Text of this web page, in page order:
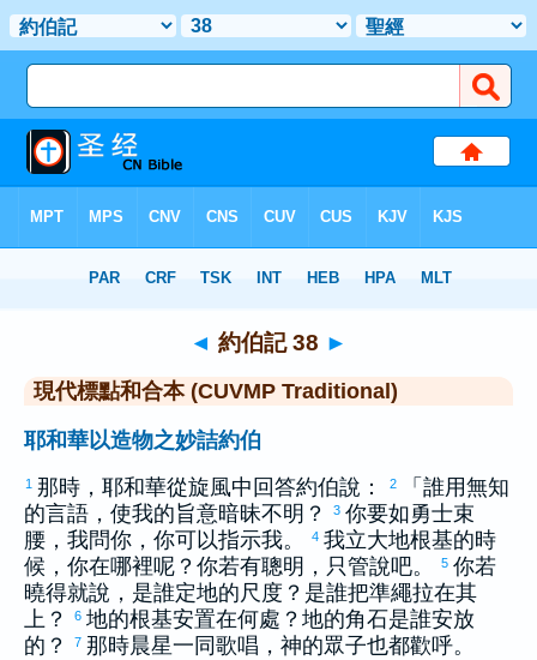
> 約伯記 38
◄ 約伯記 38 ►
現代標點和合本 (CUVMP Traditional)
耶和華以造物之妙詰約伯
1 那時，耶和華從旋風中回答約伯說： 2
「誰用無知
的言語，使我的旨意暗昧不明？
3 你要如勇士束
腰，我問你，你可以指示我。
4 我立大地根基的時
候，你在哪裡呢？你若有聰明，只管說吧。
5 你若
曉得就說，是誰定地的尺度？是誰把準繩拉在其
上？
6 地的根基安置在何處？地的角石是誰安放
的？
7 那時晨星一同歌唱，神的眾子也都歡呼。